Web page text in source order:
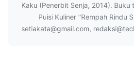
Kaku (Penerbit Senja, 2014). Buku
Puisi Kuliner "Rempah Rindu
setiakata@gmail.com,